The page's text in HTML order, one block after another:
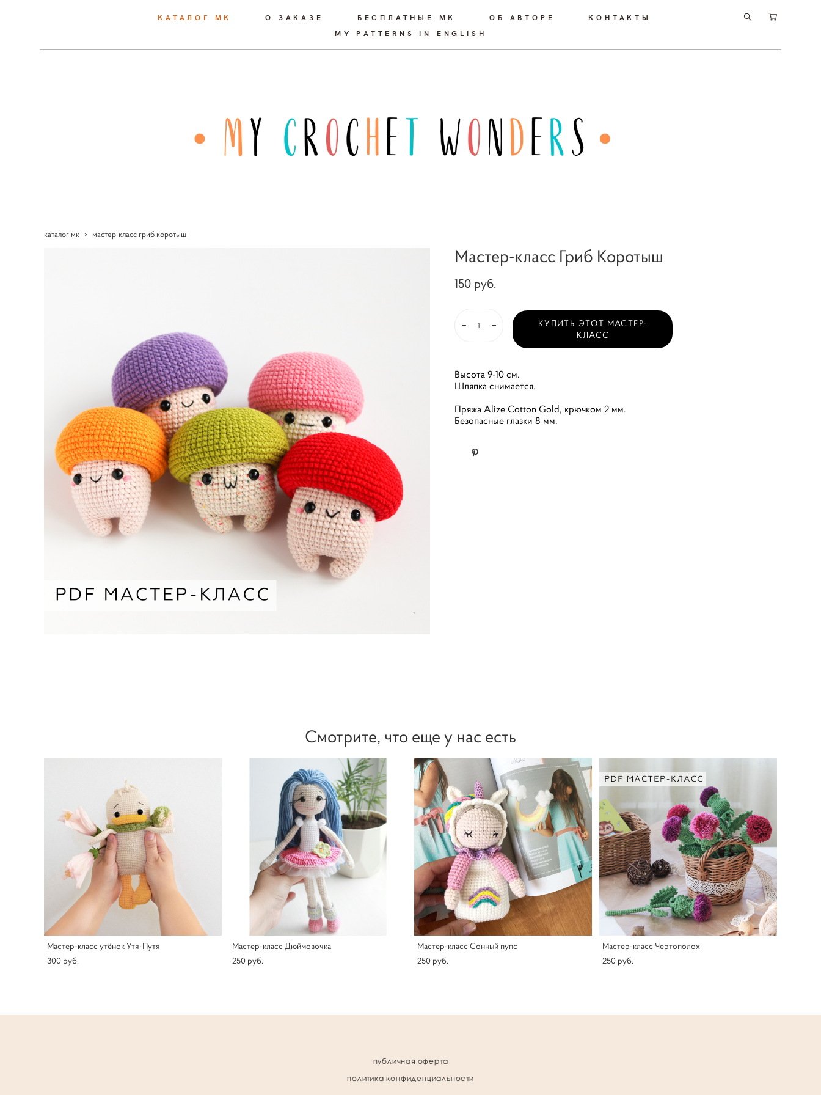
КАТАЛОГ МК О ЗАКАЗЕ БЕСПЛАТНЫЕ МК ОБ АВТОРЕ
КОНТАКТЫ
MY PATTERNS IN ENGLISH
каталог мк > мастер-класс гриб коротыш
Мастер-класс Гриб Коротыш
150 pуб.
КУПИТЬ ЭТОТ МАСТЕР-
КЛАСС
Высота 9-10 см.
Шляпка снимается.
Пряжа Alize Cotton Gold, крючком 2 мм.
Безопасные глазки 8 мм.
Смотрите, что еще у нас есть
Мастер-класс утёнок Утя-Путя
300 pуб.
Мастер-класс Дюймовочка
250 pуб.
Мастер-класс Сонный пупс
250 pуб.
Мастер-класс Чертополох
250 pуб.
публичная оферта
политика конфиденциальности